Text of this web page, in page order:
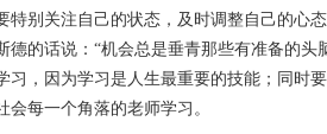
特别关注自己的状态，及时调整自己的心
德的话说：“机会总是垂青那些有准备的
习，因为学习是人生最重要的技能；同时
会每一个角落的老师学习。